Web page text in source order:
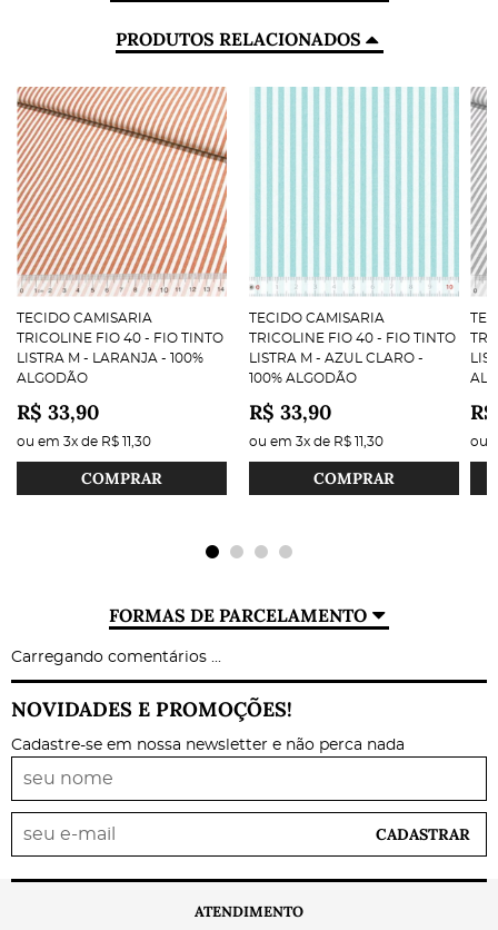
PRODUTOS RELACIONADOS
TECIDO CAMISARIA
TRICOLINE FIO 40 - FIO TINTO
LISTRA M - LARANJA - 100%
ALGODÃO
R$ 33,90
ou em 3x de R$ 11,30
COMPRAR
TECIDO CAMISARIA
TRICOLINE FIO 40 - FIO TINTO
LISTRA M - AZUL CLARO -
100% ALGODÃO
R$ 33,90
ou em 3x de R$ 11,30
COMPRAR
ou
FORMAS DE PARCELAMENTO
Carregando comentários ...
NOVIDADES E PROMOÇÕES!
Cadastre-se em nossa newsletter e não perca nada
CADASTRAR
ATENDIMENTO